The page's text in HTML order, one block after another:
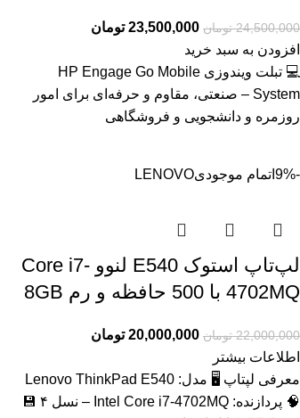
24,500,000 تومان 23,500,000 تومان
افزودن به سبد خرید
💻 تبلت ویندوزی HP Engage Go Mobile
System – صنعتی، مقاوم و حرفه‌ای برای امور
روزمره و دانشجویی و فروشگاهی
-9% اتمام موجودیLENOVO
لپ‌تاپ استوک E540 لنوو Core i7-
4702MQ با 500 حافظه و رم 8GB
22,000,000 تومان 20,000,000 تومان
اطلاعات بیشتر
معرفی لپتاپ 🖥️ مدل: Lenovo ThinkPad E540
🧠 پردازنده: Intel Core i7‑4702MQ – نسل ۴ 💾